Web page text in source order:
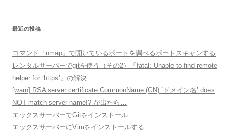
最近の投稿
コマンド「nmap」で開いているポートを調べるポートスキャンする
レンタルサーバーでgitを使う（その2）「fatal: Unable to find remote
helper for ‘https’」の解決
[warn] RSA server certificate CommonName (CN) `ドメイン名’ does
NOT match server name!? が出たら…
エックスサーバーでGitをインストール
エックスサーバーにVimをインストールする